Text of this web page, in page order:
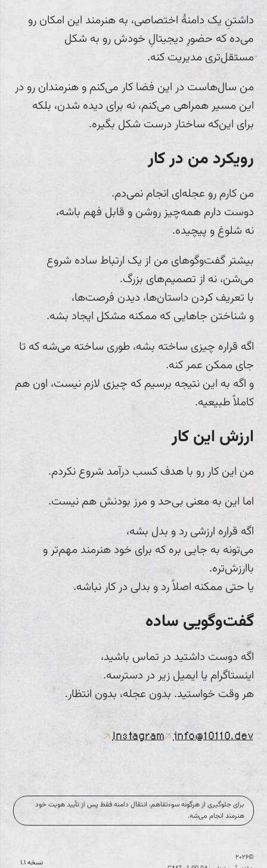
داشتنِ یک دامنهٔ اختصاصی، به هنرمند این امکان رو
می‌ده که حضورِ دیجیتالِ خودش رو به شکل
مستقل‌تری مدیریت کنه.
من سال‌هاست در این فضا کار می‌کنم و هنرمندان رو در
این مسیر همراهی می‌کنم، نه برای دیده شدن، بلکه
برای این‌که ساختار درست شکل بگیره.
رویکرد من در کار
من کارم رو عجله‌ای انجام نمی‌دم.
دوست دارم همه‌چیز روشن و قابل فهم باشه،
نه شلوغ و پیچیده.
بیشتر گفت‌وگوهای من از یک ارتباط ساده شروع
می‌شن، نه از تصمیم‌های بزرگ.
با تعریف کردن داستان‌ها، دیدن فرصت‌ها،
و شناختن جاهایی که ممکنه مشکل ایجاد بشه.
اگه قراره چیزی ساخته بشه، طوری ساخته می‌شه که تا
جای ممکن عمر کنه.
و اگه به این نتیجه برسیم که چیزی لازم نیست، اون هم
کاملاً طبیعیه.
ارزش این کار
من این کار رو با هدف کسب درآمد شروع نکردم.
اما این به معنی بی‌حد و مرز بودنش هم نیست.
اگه قراره ارزشی رد و بدل بشه،
می‌تونه به جایی بره که برای خود هنرمند مهم‌تر و
باارزش‌تره.
یا حتی ممکنه اصلاً رد و بدلی در کار نباشه.
گفت‌وگویی ساده
اگه دوست داشتید در تماس باشید،
اینستاگرام یا ایمیل زیر در دسترسه.
هر وقت خواستید. بدون عجله، بدون انتظار.
info@10110.dev
Instagram
برای جلوگیری از هرگونه سوءتفاهم، انتقال دامنه فقط پس از تأیید هویت خود
هنرمند انجام می‌شه.
©۲۰۲۶
نسخه ۱.۱